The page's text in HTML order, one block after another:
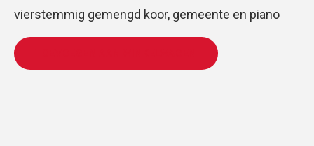
vierstemmig gemengd koor, gemeente en piano